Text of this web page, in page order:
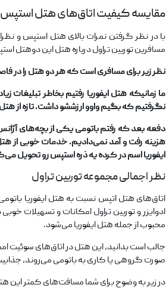
مقایسه کیفیت اتاق‌های هتل استپس و
با در نظر گرفتن نمرات بالای هتل استپس و
مسافرین توربین تراول درباره هتل این دوهتل
نظر زیر برای مسافری است که هر دو هتل را در
ما زمانیکه هتل ایفوریا رفتیم بخاطر
نگرفتیم که بگیم واوو ارزششو داشت. تازه از
دفعه بعد که رفتم باتومی یکی از بچه‌های
هزینه رفت و آمد نمی‌دادیم. خدمات خوبی از
ایفوریا اسم در کرده یه ذره استپس رو تحویل
نظر اجمالی مجموعه توربین تراول
اتاق‌های هتل اتپس نسبت به هتل ایفوریا
ادوایزر و توربین تراول امکانات و تسهیلات
محبوب از جمله هتل ایفوریا می‌شود.
جالب است بدانید، این هتل در اتاق‌های سوئیت
صورت گروهی یا کاری به باتومی می‌روند،
در زیر به وضوح برای شما مسافت‌های کمتر